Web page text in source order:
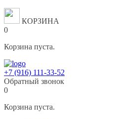
КОРЗИНА
0
Корзина пуста.
+7 (916) 111-33-52
Обратный звонок
0
Корзина пуста.